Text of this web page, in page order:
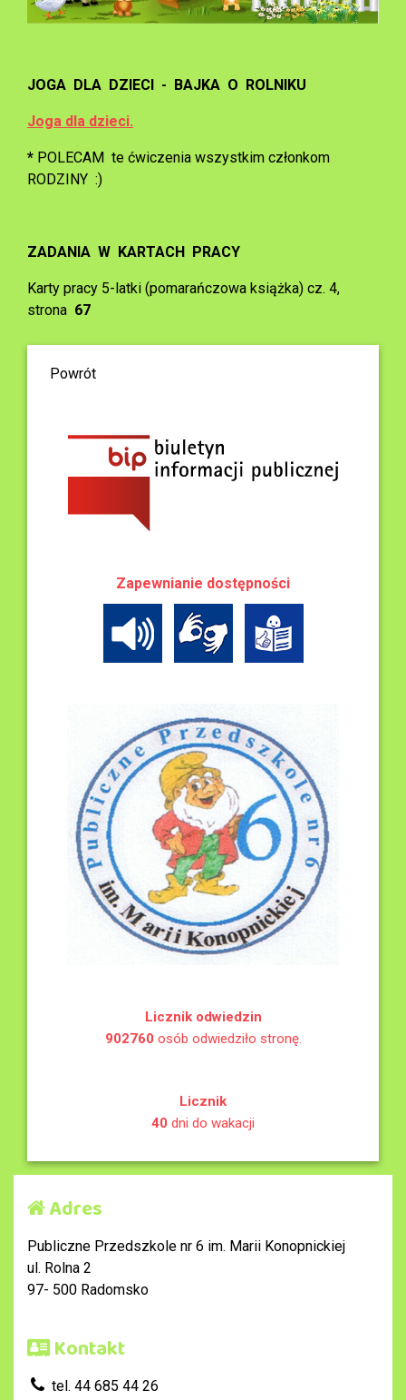
JOGA DLA DZIECI - BAJKA O ROLNIKU
Joga dla dzieci.
* POLECAM te ćwiczenia wszystkim członkom
RODZINY :)
ZADANIA W KARTACH PRACY
Karty pracy 5-latki (pomarańczowa książka) cz. 4,
strona 67
Powrót
Zapewnianie dostępności
Licznik odwiedzin
902760 osób odwiedziło stronę.
Licznik
40 dni do wakacji
Adres
Publiczne Przedszkole nr 6 im. Marii Konopnickiej
ul. Rolna 2
97- 500 Radomsko
Kontakt
tel. 44 685 44 26